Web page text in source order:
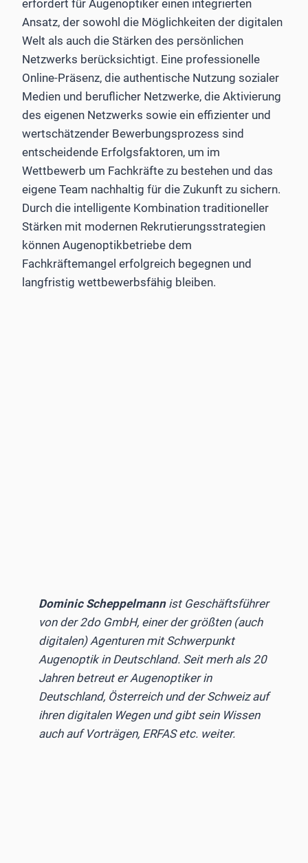
erfordert für Augenoptiker einen integrierten
Ansatz, der sowohl die Möglichkeiten der digitalen
Welt als auch die Stärken des persönlichen
Netzwerks berücksichtigt. Eine professionelle
Online-Präsenz, die authentische Nutzung sozialer
Medien und beruflicher Netzwerke, die Aktivierung
des eigenen Netzwerks sowie ein effizienter und
wertschätzender Bewerbungsprozess sind
entscheidende Erfolgsfaktoren, um im
Wettbewerb um Fachkräfte zu bestehen und das
eigene Team nachhaltig für die Zukunft zu sichern.
Durch die intelligente Kombination traditioneller
Stärken mit modernen Rekrutierungsstrategien
können Augenoptikbetriebe dem
Fachkräftemangel erfolgreich begegnen und
langfristig wettbewerbsfähig bleiben.
Dominic Scheppelmann ist Geschäftsführer
von der 2do GmbH, einer der größten (auch
digitalen) Agenturen mit Schwerpunkt
Augenoptik in Deutschland. Seit merh als 20
Jahren betreut er Augenoptiker in
Deutschland, Österreich und der Schweiz auf
ihren digitalen Wegen und gibt sein Wissen
auch auf Vorträgen, ERFAS etc. weiter.